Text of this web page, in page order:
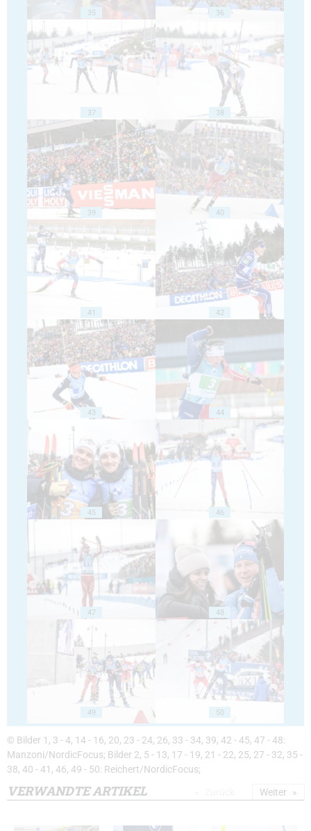
35 36
37 38
39 40
41 42
43 44
45 46
47 48
49 50
© Bilder 1, 3 - 4, 14 - 16, 20, 23 - 24, 26, 33 - 34, 39, 42 - 45, 47 - 48:
Manzoni/NordicFocus; Bilder 2, 5 - 13, 17 - 19, 21 - 22, 25, 27 - 32, 35 -
38, 40 - 41, 46, 49 - 50: Reichert/NordicFocus;
VERWANDTE ARTIKEL Weiter